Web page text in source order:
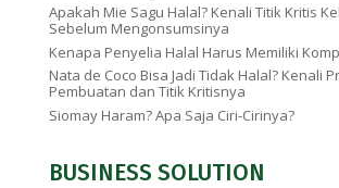
Apakah Mie Sagu Halal? Kenali Titik Kritis
Sebelum Mengonsumsinya
Kenapa Penyelia Halal Harus Memiliki
Nata de Coco Bisa Jadi Tidak Halal? Kenali
Pembuatan dan Titik Kritisnya
Siomay Haram? Apa Saja Ciri-Cirinya?
BUSINESS SOLUTION